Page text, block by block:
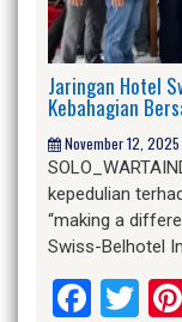
Jaringan Hotel
Kebahagian
November 12, 2025
kepedulian
“making a
Swiss-Belhotel